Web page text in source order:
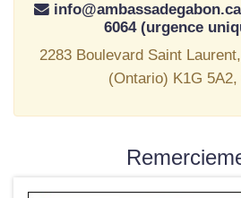
6064 (urgence
2283 Boulevard Saint
(Ontario) K1G 5A2,